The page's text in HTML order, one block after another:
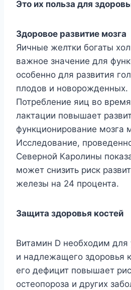
Это их польза для
Здоровое развитие мозга
Яичные желтки богаты
важное значение для
особенно для развития
плодов и новорожденных.
Потребление яиц во
лактации повышает
функционирование мозга
Исследование,
Северной Каролины
может снизить риск
железы на 24 процента.
Защита здоровья костей
Витамин D необходим для
и надлежащего здоровья
его дефицит повышает
остеопороза и других